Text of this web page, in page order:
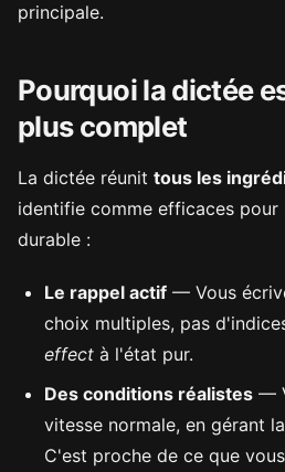
principale.
Pourquoi la dictée
plus complet
La dictée réunit tous les
identifie comme efficaces pour
durable :
Le rappel actif — Vous
choix multiples, pas
effect à l'état pur.
Des conditions réalistes —
vitesse normale, en gérant
C'est proche de ce que